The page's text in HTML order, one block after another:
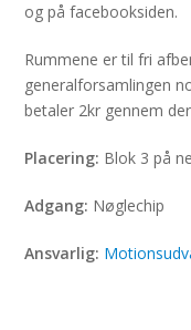
og på facebooksiden.
Rummene er til fri
generalforsamlingen
betaler 2kr gennem
Placering: Blok 3 på
Adgang: Nøglechip
Ansvarlig: